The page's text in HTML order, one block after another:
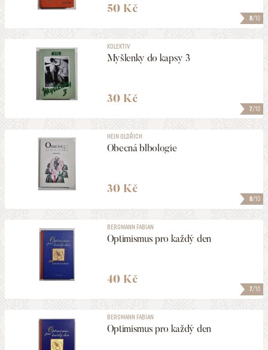
8/10
50 Kč
7/10
KOLEKTIV
Myšlenky do kapsy 3
30 Kč
8/10
HEIN OLDŘICH
Obecná blbologie
30 Kč
7/10
BERGMANN FABIAN
Optimismus pro každý den
40 Kč
BERGMANN FABIAN
Optimismus pro každý den